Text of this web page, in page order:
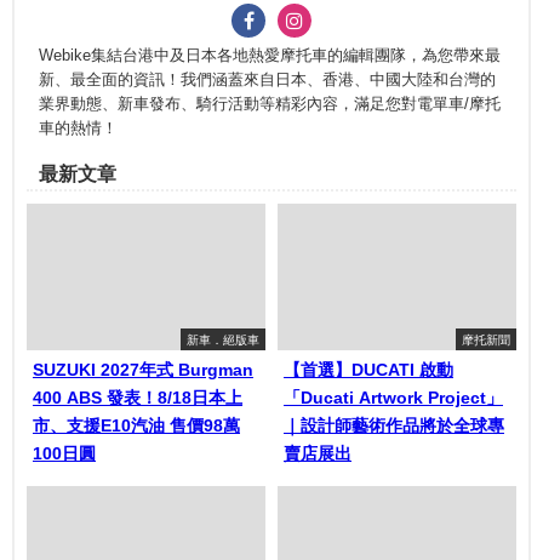
Webike集結台港中及日本各地熱愛摩托車的編輯團隊，為您帶來最
新、最全面的資訊！我們涵蓋來自日本、香港、中國大陸和台灣的
業界動態、新車發布、騎行活動等精彩內容，滿足您對電單車/摩托
車的熱情！
最新文章
新車．絕版車
SUZUKI 2027年式 Burgman
400 ABS 發表！8/18日本上
市、支援E10汽油 售價98萬
100日圓
摩托新聞
【首選】DUCATI 啟動
「Ducati Artwork Project」
｜設計師藝術作品將於全球專
賣店展出